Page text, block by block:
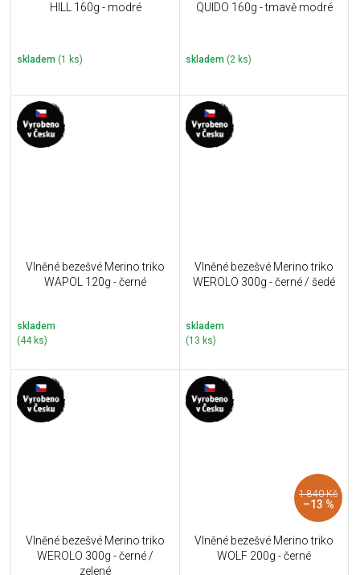
HILL 160g - modré
skladem (1 ks)
QUIDO 160g - tmavě modré
skladem (2 ks)
Vlněné bezešvé Merino triko
WAPOL 120g - černé
skladem
(44 ks)
Vlněné bezešvé Merino triko
WEROLO 300g - černé / šedé
skladem
(13 ks)
Vlněné bezešvé Merino triko
WEROLO 300g - černé /
zelené
1 840 Kč
–13 %
Vlněné bezešvé Merino triko
WOLF 200g - černé